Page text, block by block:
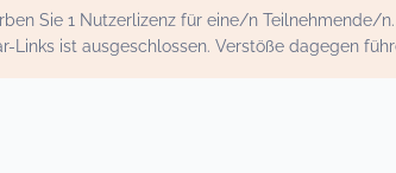
Sie 1 Nutzerlizenz für eine/n Teilnehmende/
Links ist ausgeschlossen. Verstöße dagegen